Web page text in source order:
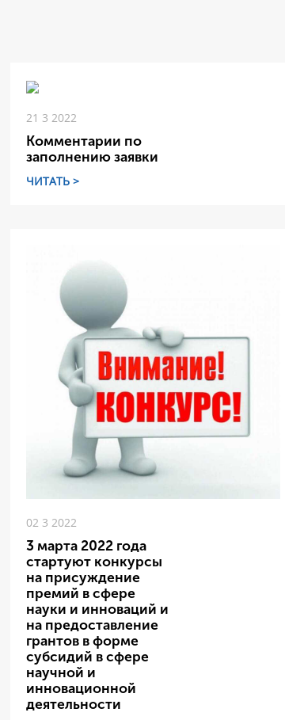
21 3 2022
Комментарии по
заполнению заявки
ЧИТАТЬ >
02 3 2022
3 марта 2022 года
стартуют конкурсы
на присуждение
премий в сфере
науки и инноваций и
на предоставление
грантов в форме
субсидий в сфере
научной и
инновационной
деятельности